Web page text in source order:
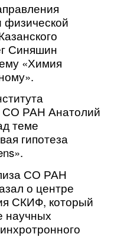
физической
Синяшин
«Химия
СО РАН Анатолий
теме
гипотеза
СО РАН
о центре
СКИФ, который
научных